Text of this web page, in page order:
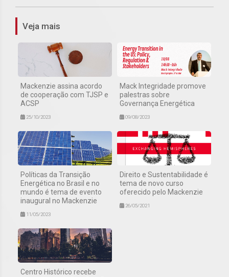
Veja mais
Mackenzie assina acordo
de cooperação com TJSP e
ACSP
25/10/2023
Mack Integridade promove
palestras sobre
Governança Energética
09/08/2023
Políticas da Transição
Energética no Brasil e no
mundo é tema de evento
inaugural no Mackenzie
11/05/2023
Direito e Sustentabilidade é
tema de novo curso
oferecido pelo Mackenzie
26/05/2021
Centro Histórico recebe